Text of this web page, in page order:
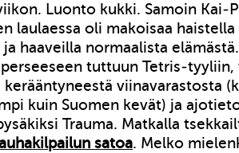
Luonto kukki. Samoin Kai-
laulaessa oli makoisaa
ja haaveilla normaalista
tuttuun Tetris-tyyliin,
kerääntyneestä viinavarastosta
kuin Suomen kevät) ja
Trauma. Matkalla
satoa. Melko